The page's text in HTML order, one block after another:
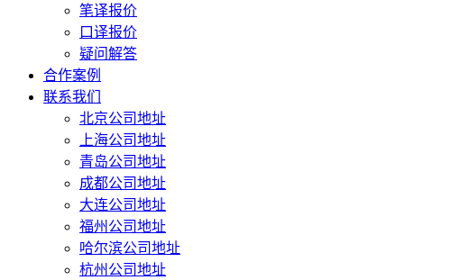
笔译报价
口译报价
疑问解答
合作案例
联系我们
北京公司地址
上海公司地址
青岛公司地址
成都公司地址
大连公司地址
福州公司地址
哈尔滨公司地址
杭州公司地址